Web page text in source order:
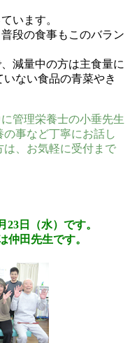
います。
段の食事もこのバラン
減量中の方は主食量に
ない食品の青菜やき
管理栄養士の小垂先生
事など丁寧にお話し
は、お気軽に受付まで
23日（水）です。
仲田先生です。